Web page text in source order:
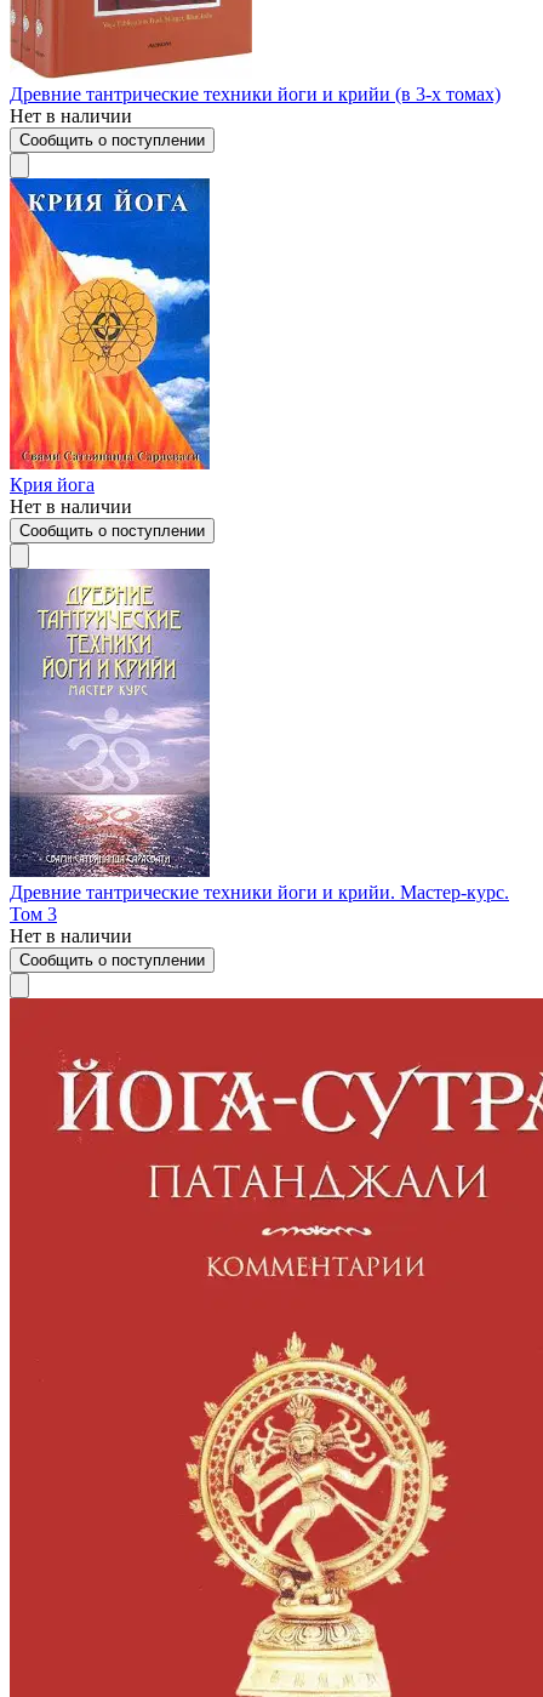
Древние тантрические техники йоги и крийи (в 3-х томах)
Нет в наличии
Сообщить о поступлении
Крия йога
Нет в наличии
Сообщить о поступлении
Древние тантрические техники йоги и крийи. Мастер-курс.
Том 3
Нет в наличии
Сообщить о поступлении